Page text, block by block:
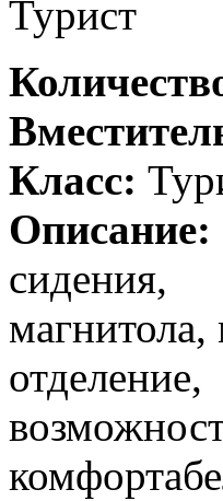
Класс:
Описание:
сидения,
отделение,